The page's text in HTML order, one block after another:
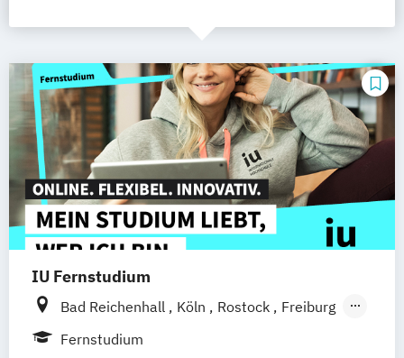
IU Fernstudium
Bad Reichenhall Köln Rostock
Freiburg
Kiel
Frankfurt am Main
Fernstudium